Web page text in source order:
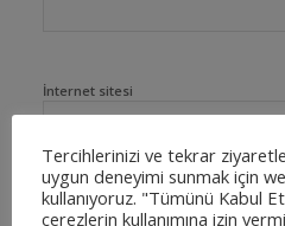
İnternet sitesi
Tercihlerinizi ve tekrar
uygun deneyimi sunmak için
kullanıyoruz. "Tümünü Kabul
çerezlerin kullanımına izin